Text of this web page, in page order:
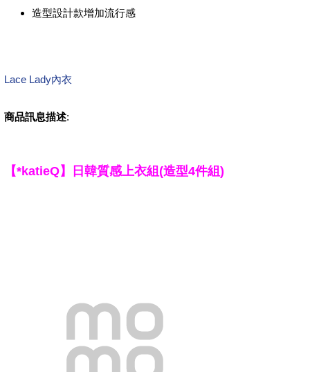
造型設計款增加流行感
Lace Lady內衣
商品訊息描述:
【*katieQ】日韓質感上衣組(造型4件組)